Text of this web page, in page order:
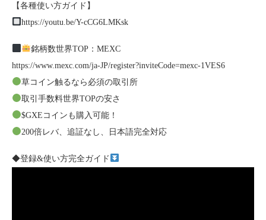
【各種使い方ガイド】
https://youtu.be/Y-cCG6LMKsk
銘柄数世界TOP：MEXC
https://www.mexc.com/ja-JP/register?inviteCode=mexc-1VES6
草コイン触るなら必須の取引所
取引手数料世界TOPの安さ
$GXEコインも購入可能！
200倍レバ、追証なし、日本語完全対応
◆登録&使い方完全ガイド